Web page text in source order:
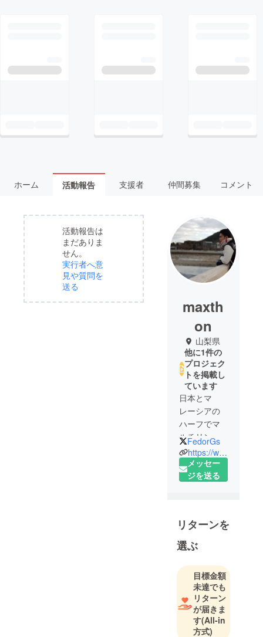
ホーム 活動報告 支援者 仲間募集 コメント
活動報告は
まだありま
せん。
実行者へ意
見や質問を
送る
maxth
on
山梨県
他に1件の
プロジェク
トを掲載し
ています
日本とマ
レーシアの
ハーフでマ
ルチリンガ
ル。
日本生まれ
日本育ちだ
を行き来す
るようにな
り、17歳で
マレーシア
のペナンで
LEON
INTERWOR
TRADING を
FedorGs
https://www.facebook.com/maxthon.leoninterworld/
メッセー
ジを送る
リターンを
選ぶ
目標金額
未達でも
リターン
が届きま
す(All-in
方式)